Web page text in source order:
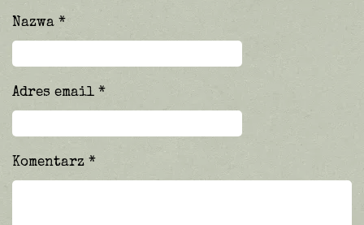
Nazwa *
Adres email *
Komentarz *